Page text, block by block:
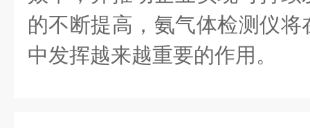
的不断提高，氨气体检测仪
中发挥越来越重要的作用。